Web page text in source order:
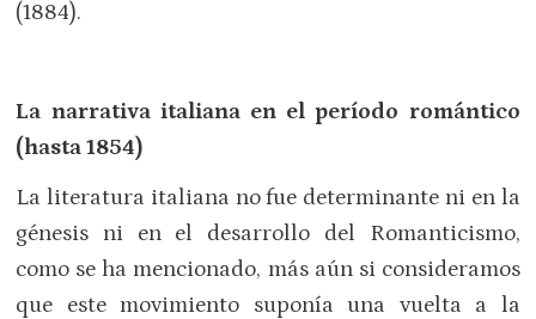
(1884).
La narrativa italiana en el período romántico
(hasta 1854)
La literatura italiana no fue determinante ni en la
génesis ni en el desarrollo del Romanticismo,
como se ha mencionado, más aún si consideramos
que este movimiento suponía una vuelta a la